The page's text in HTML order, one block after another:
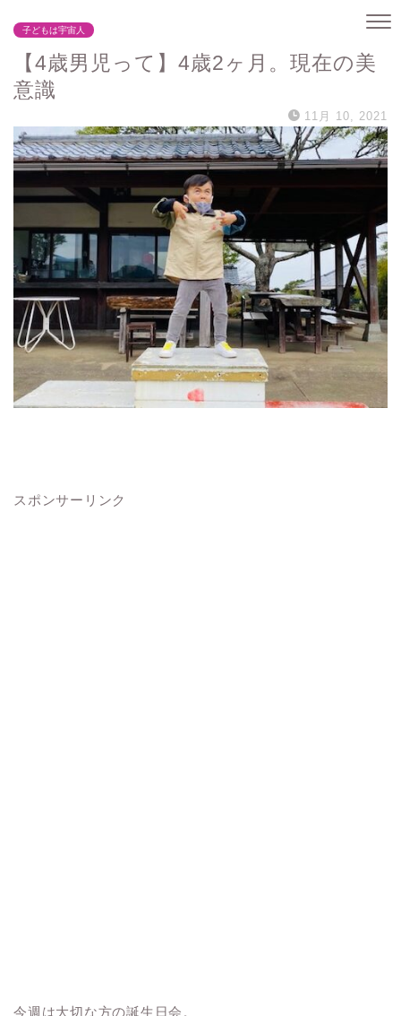
子どもは宇宙人
【4歳男児って】4歳2ヶ月。現在の美
意識
11月 10, 2021
スポンサーリンク
今週は大切な方の誕生日会。